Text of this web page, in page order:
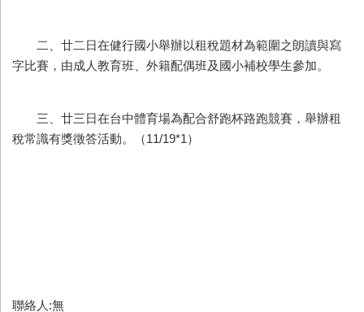
二、廿二日在健行國小舉辦以租稅題材為範圍之朗讀與寫
字比賽，由成人教育班、外籍配偶班及國小補校學生參加。
三、廿三日在台中體育場為配合舒跑杯路跑競賽，舉辦租
稅常識有獎徵答活動。（11/19*1）
聯絡人:無